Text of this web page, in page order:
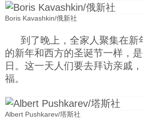
Boris Kavashkin/俄新社
到了晚上，全家人聚集在新
的新年和西方的圣诞节一样，
日。这一天人们要去拜访亲戚
福。
Albert Pushkarev/塔斯社